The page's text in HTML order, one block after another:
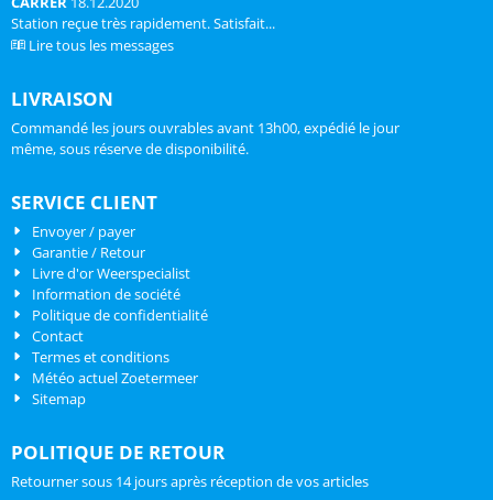
Station reçue très rapidement. Satisfait...
Lire tous les messages
LIVRAISON
Commandé les jours ouvrables avant 13h00, expédié le jour
même, sous réserve de disponibilité.
SERVICE CLIENT
Envoyer / payer
Garantie / Retour
Livre d'or Weerspecialist
Information de société
Politique de confidentialité
Contact
Termes et conditions
Météo actuel Zoetermeer
Sitemap
POLITIQUE DE RETOUR
Retourner sous 14 jours après réception de vos articles